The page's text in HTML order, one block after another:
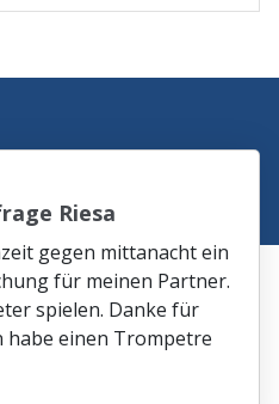
Riesa
gegen mittanacht ein
für meinen Partner.
spielen. Danke für
habe einen Trompetre